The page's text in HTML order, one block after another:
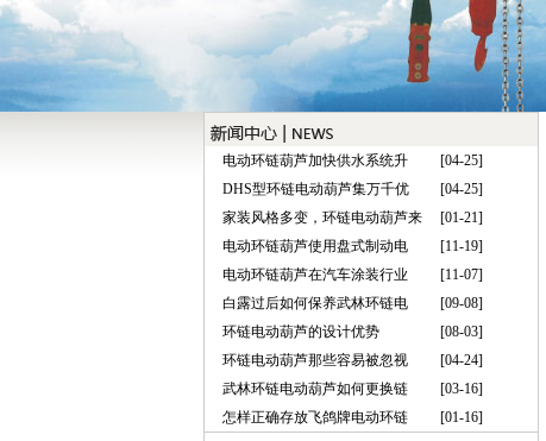
电动环链葫芦加快供水系统升
[04-25]
DHS型环链电动葫芦集万千优
[04-25]
家装风格多变，环链电动葫芦来
[01-21]
电动环链葫芦使用盘式制动电
[11-19]
电动环链葫芦在汽车涂装行业
[11-07]
白露过后如何保养武林环链电
[09-08]
环链电动葫芦的设计优势
[08-03]
环链电动葫芦那些容易被忽视
[04-24]
武林环链电动葫芦如何更换链
[03-16]
怎样正确存放飞鸽牌电动环链
[01-16]